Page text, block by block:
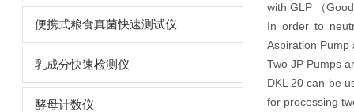
便携式粮食真菌快速测试仪
乳成分快速检测仪
酵母计数仪
with GLP （
In order to
Aspiration Pump
Two JP Pumps
DKL 20can be
for processing